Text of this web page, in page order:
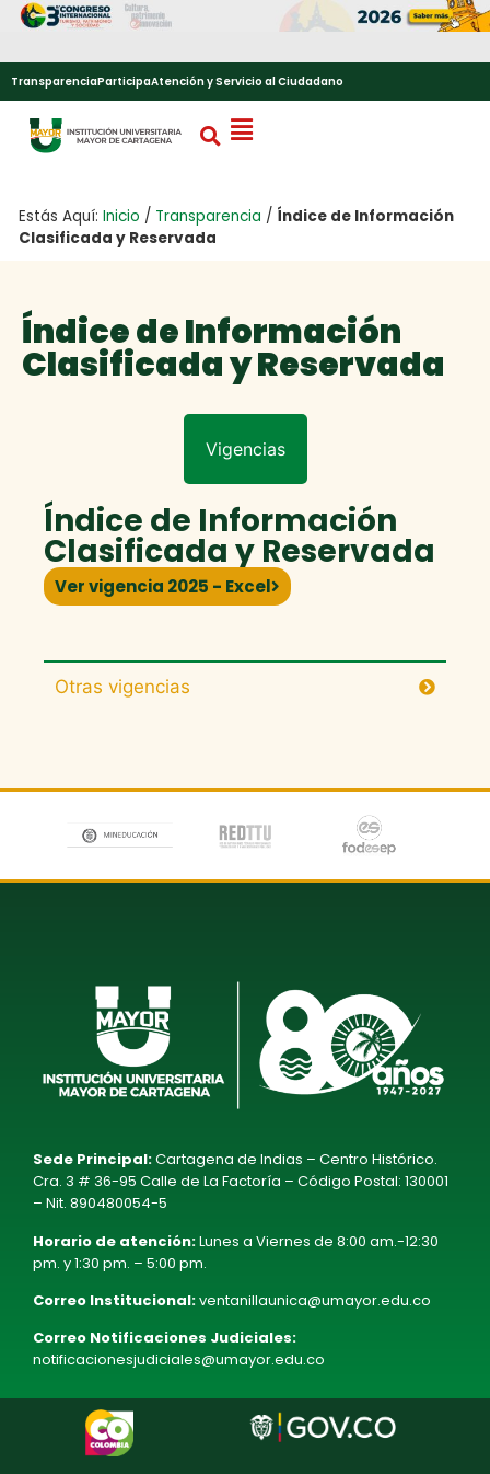
TransparenciaParticipaAtención y Servicio al Ciudadano
Estás Aquí: Inicio / Transparencia / Índice de Información
Clasificada y Reservada
Índice de Información
Clasificada y Reservada
Vigencias
Índice de Información
Clasificada y Reservada
Ver vigencia 2025 - Excel
Otras vigencias
Sede Principal:Cartagena de Indias – Centro Histórico.
Cra. 3 # 36-95 Calle de La Factoría – Código Postal: 130001
– Nit. 890480054-5
Horario de atención:Lunes a Viernes de 8:00 am.-12:30
pm. y 1:30 pm. – 5:00 pm.
Correo Institucional:ventanillaunica@umayor.edu.co
Correo Notificaciones Judiciales:
notificacionesjudiciales@umayor.edu.co